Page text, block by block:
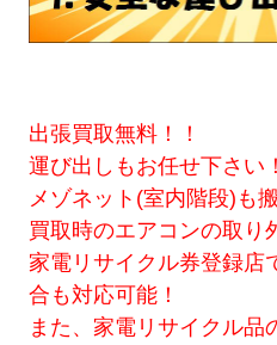
出張買取無料！！
運び出しもお任せ下さい！
メゾネット(室内階段)も
買取時のエアコンの取り
家電リサイクル券登録店
合も対応可能！
また、家電リサイクル品